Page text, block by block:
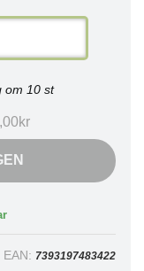
om 10 st
EAN: 7393197483422